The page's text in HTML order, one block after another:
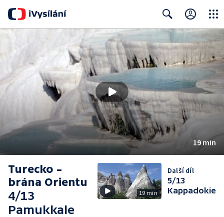
Search Close
19 min
Turecko –
brána Orientu
4/13
Pamukkale
19 min
Další díl
5/13
Kappadokie